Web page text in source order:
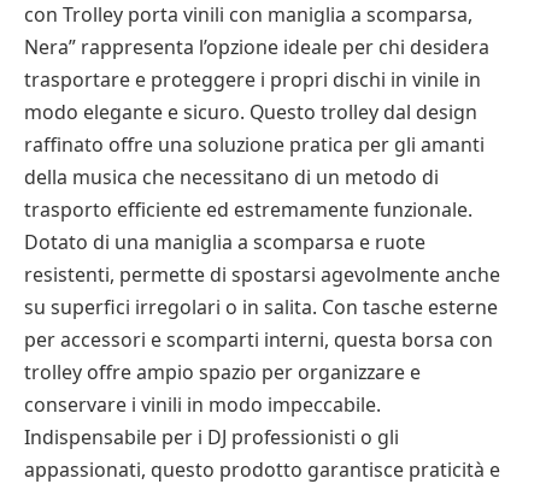
con Trolley porta vinili con maniglia a scomparsa,
Nera” rappresenta l’opzione ideale per chi desidera
trasportare e proteggere i propri dischi in vinile in
modo elegante e sicuro. Questo trolley dal design
raffinato offre una soluzione pratica per gli amanti
della musica che necessitano di un metodo di
trasporto efficiente ed estremamente funzionale.
Dotato di una maniglia a scomparsa e ruote
resistenti, permette di spostarsi agevolmente anche
su superfici irregolari o in salita. Con tasche esterne
per accessori e scomparti interni, questa borsa con
trolley offre ampio spazio per organizzare e
conservare i vinili in modo impeccabile.
Indispensabile per i DJ professionisti o gli
appassionati, questo prodotto garantisce praticità e